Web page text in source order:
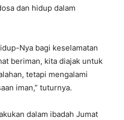
dan hidup dalam
Nya bagi keselamatan
beriman, kita diajak untuk
tetapi mengalami
iman,” tuturnya.
dalam ibadah Jumat